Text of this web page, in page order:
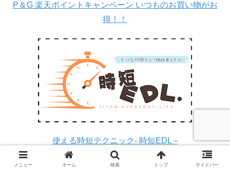
P＆G 楽天ポイントキャンペーン いつものお買い物がお
得！！
使える時短テクニック- 時短EDL –
メニュー ホーム 検索 トップ サイドバー